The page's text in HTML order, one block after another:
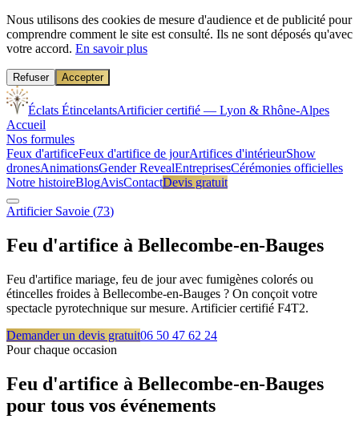
Nous utilisons des cookies de mesure d'audience et de publicité pour
comprendre comment le site est consulté. Ils ne sont déposés qu'avec
votre accord. En savoir plus
Refuser Accepter
Éclats ÉtincelantsArtificier certifié — Lyon & Rhône-Alpes
Accueil
Nos formules
Feux d'artificeFeux d'artifice de jourArtifices d'intérieurShow
dronesAnimationsGender RevealEntreprisesCérémonies officielles
Notre histoireBlogAvisContactDevis gratuit
Artificier Savoie (73)
Feu d'artifice à Bellecombe-en-Bauges
Feu d'artifice mariage, feu de jour avec fumigènes colorés ou
étincelles froides à Bellecombe-en-Bauges ? On conçoit votre
spectacle pyrotechnique sur mesure. Artificier certifié F4T2.
Demander un devis gratuit06 50 47 62 24
Pour chaque occasion
Feu d'artifice à Bellecombe-en-Bauges
pour tous vos événements